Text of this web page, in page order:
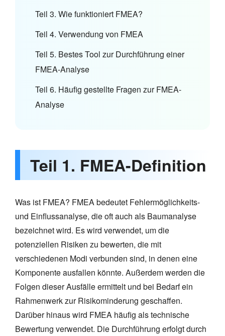
Teil 3. Wie funktioniert FMEA?
Teil 4. Verwendung von FMEA
Teil 5. Bestes Tool zur Durchführung einer
FMEA-Analyse
Teil 6. Häufig gestellte Fragen zur FMEA-
Analyse
Teil 1. FMEA-Definition
Was ist FMEA? FMEA bedeutet Fehlermöglichkeits-
und Einflussanalyse, die oft auch als Baumanalyse
bezeichnet wird. Es wird verwendet, um die
potenziellen Risiken zu bewerten, die mit
verschiedenen Modi verbunden sind, in denen eine
Komponente ausfallen könnte. Außerdem werden die
Folgen dieser Ausfälle ermittelt und bei Bedarf ein
Rahmenwerk zur Risikominderung geschaffen.
Darüber hinaus wird FMEA häufig als technische
Bewertung verwendet. Die Durchführung erfolgt durch